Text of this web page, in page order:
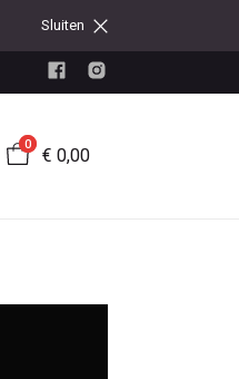
Sluiten
0
€ 0,00